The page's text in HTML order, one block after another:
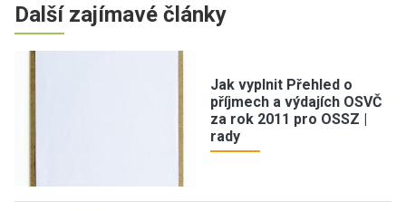
Další zajímavé články
Jak vyplnit Přehled o
příjmech a výdajích OSVČ
za rok 2011 pro OSSZ |
rady